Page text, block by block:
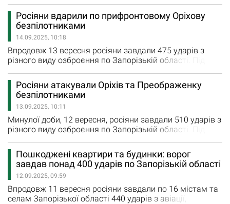
пунктів регіону. Минулої доби зафіксовано три
повідомлення про пошкодження приватних будинків та
господарчих споруд. Вчора російські війська здійснили
9 авіаційних ударів по Гуляйполю, Залізничному,
Успенівці, Червоному та…
Росіяни вдарили по прифронтовому Оріхову
безпілотниками
14.09.2025, 10:18
Впродовж 13 вересня росіяни завдали 475 ударів з
різного виду озброєння по Запорізькій області. Під
разів загарбники обстріляли з РСЗВ Новоандріївку,
Малинівку, Червоне та Васинівку. Стільки ж авіаційних
ударів ворог завдав по Приморському, Гуляйполю,
Залізничному, Малинівці, Полтавці та Червоному. 156
артилерійських…
Росіяни атакували Оріхів та Преображенку
безпілотниками
13.09.2025, 10:11
Минулої доби, 12 вересня, росіяни завдали 510 ударів з
різного виду озброєння по Запорізькій області. Під
Токмачку та Білогірʼя росіяни двічі обстріляли з
реактивних систем залпового вогню. Дев’ять
авіаударів загарбники завдали по Новояковлівці,
Веселянці, Залізничному, Гуляйполю, Білогірʼю,
Малинівці, Полтавці,…
Пошкоджені квартири та будинки: ворог
завдав понад 400 ударів по Запорізькій області
12.09.2025, 09:59
Впродовж 11 вересня росіяни завдали по 16 містам та
селам Запорізької області 440 ударів з авіації,